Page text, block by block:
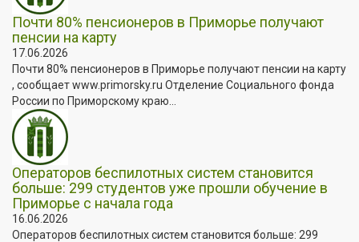
Почти 80% пенсионеров в Приморье получают
пенсии на карту
17.06.2026
Почти 80% пенсионеров в Приморье получают пенсии на карту
, сообщает www.primorsky.ru Отделение Социального фонда
России по Приморскому краю...
Операторов беспилотных систем становится
больше: 299 студентов уже прошли обучение в
Приморье с начала года
16.06.2026
Операторов беспилотных систем становится больше: 299